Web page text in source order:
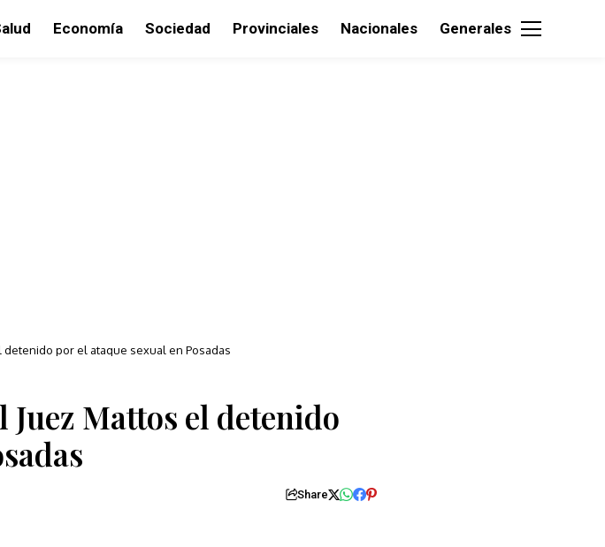
Economía Sociedad Provinciales Nacionales Generales
por el ataque sexual en Posadas
Juez Mattos el detenido
Share